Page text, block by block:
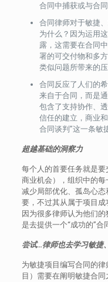
合同中捕获或与合同
合同律师对于敏捷
为什么？因为运用
露，这需要在合同
署的可交付物和多
类似问题所带来的压
合同反应了人们的
来自于合同，而是
包含了支持协作、
信任的建立，商业
合同谈判”这一条敏
超越基础的洞察力
每个人的首要任务就是
商业机会），组织中的
减少局部优化、孤岛心态
要，不过其从属于项目成
因为很多律师认为他们
是去提供一个“成功的”合
尝试…律师也去学习敏捷
为敏捷项目编写合同的
目）需要在阐明敏捷合